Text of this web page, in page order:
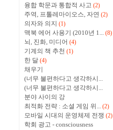
융합 학문과 통합적 사고 (2)
주역, 프톨레마이오스, 자연 (2)
의자와 의지 (1)
맥북 에어 사용기 (2010년 1... (8)
뇌, 진화, 미디어 (4)
기계의 책 추천 (1)
한 달 (4)
채우기
(너무 불편하다고 생각하시...
(너무 불편하다고 생각하시...
분야 사이의 강
최적화 전략 : 소셜 게임 위... (2)
모바일 시대의 운영체제 전쟁 (2)
학회 광고 - consciousness